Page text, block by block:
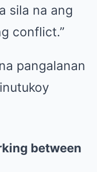
sila na ang
conflict.”
pangalanan
between